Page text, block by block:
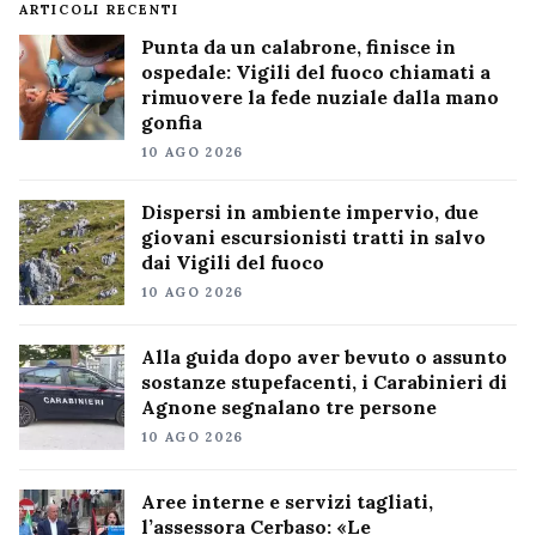
ARTICOLI RECENTI
Punta da un calabrone, finisce in
ospedale: Vigili del fuoco chiamati a
rimuovere la fede nuziale dalla mano
gonfia
10 AGO 2026
Dispersi in ambiente impervio, due
giovani escursionisti tratti in salvo
dai Vigili del fuoco
10 AGO 2026
Alla guida dopo aver bevuto o assunto
sostanze stupefacenti, i Carabinieri di
Agnone segnalano tre persone
10 AGO 2026
Aree interne e servizi tagliati,
l’assessora Cerbaso: «Le